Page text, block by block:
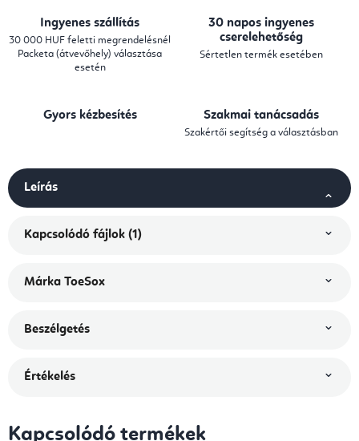
Ingyenes szállítás
30 000 HUF feletti megrendelésnél
Packeta (átvevőhely) választása
esetén
30 napos ingyenes
cserelehetőség
Sértetlen termék esetében
Gyors kézbesítés Szakmai tanácsadás
Szakértői segítség a választásban
Leírás
Kapcsolódó fájlok (1)
Márka ToeSox
Beszélgetés
Értékelés
Kapcsolódó termékek